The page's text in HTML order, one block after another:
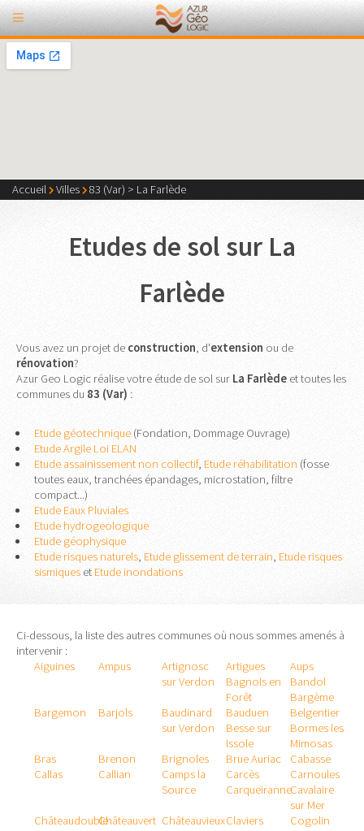
Accueil Villes 83 (Var) > La Farlède
Etudes de sol sur La
Farlède
Vous avez un projet de construction , d'extension ou de
rénovation?
Azur Geo Logic réalise votre étude de sol sur La Farlède et toutes les
communes du 83 (Var) :
Etude géotechnique(Fondation, Dommage Ouvrage)
Etude Argile Loi ELAN
Etude assainissement non collectif, Etude réhabilitation (fosse
toutes eaux, tranchées épandages, microstation, filtre
compact...)
Etude Eaux Pluviales
Etude hydrogeologique
Etude géophysique
Etude risques naturels, Etude glissement de terrain, Etude risques
sismiqueset Etude inondations
Ci-dessous, la liste des autres communes où nous sommes amenés à
intervenir :
Aiguines
Ampus
Artignosc
sur Verdon
Artigues
Aups
Bagnols en
Forêt
Bandol
Bargème
Bargemon
Barjols
Baudinard
sur Verdon
Bauduen
Belgentier
Besse sur
Issole
Bormes les
Mimosas
Bras
Brenon Brignoles Brue Auriac
Cabasse
Callas
Callian
Camps la
Source
Carcès
Carnoules
CarqueiranneCavalaire
sur Mer
ChâteaudoubleChâteauvert ChâteauvieuxClaviers
Cogolin